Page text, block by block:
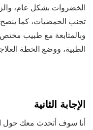
الخضروات بشكل عام،
تجنب الحمضيات، كما ينصح
وبالمتابعة مع طبيب مختص
الطبية، ووضع الخطة
الإجابة الثانية
أنا سوف أتحدث معك حول